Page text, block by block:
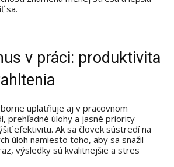
sa.
v práci: produktivita
uplatňuje aj v pracovnom
prehľadné úlohy a jasné priority
efektivitu. Ak sa človek sústredí na
úloh namiesto toho, aby sa snažil
výsledky sú kvalitnejšie a stres